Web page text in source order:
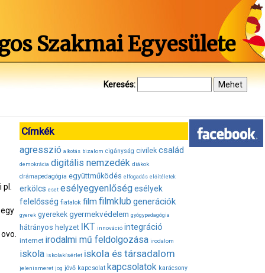
Szakmai Egyesülete
Keresés:
pl.
Címkék
agresszió alkotás bizalom cigányság civilek család
demokrácia digitális nemzedék diákok
drámapedagógia együttműködés elfogadás előítéletek
erkölcs eset esélyegyenlőségesélyek
felelősség fiatalok film filmklub generációk
gyerek gyerekek gyermekvédelem gyógypedagógia
hátrányos helyzet IKT innováció integráció
internet irodalmi mű feldolgozása irodalom
iskola iskolakísérlet iskola és társadalom
jelenismeret jog jövő kapcsolat kapcsolatok karácsony